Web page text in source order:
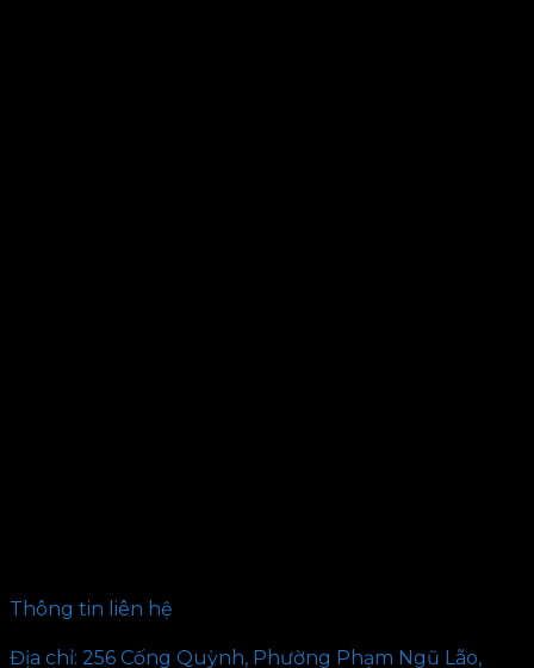
Thông tin liên hệ
Địa chỉ: 256 Cống Quỳnh, Phường Phạm Ngũ Lão,